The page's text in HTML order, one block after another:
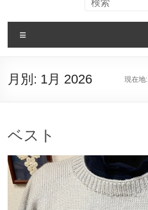
ニ
ー
月別: 1月 2026 現在地:
ベスト